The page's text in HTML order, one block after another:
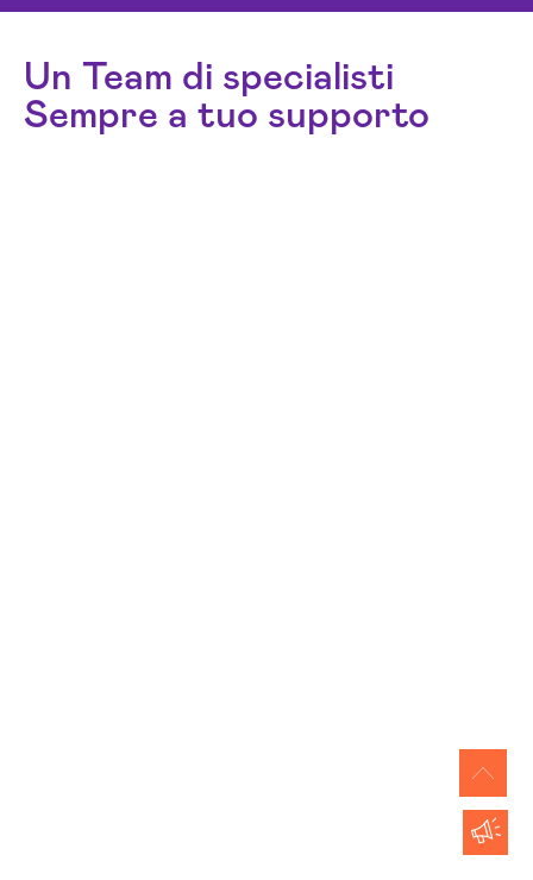
Un Team di specialisti
Sempre a tuo supporto